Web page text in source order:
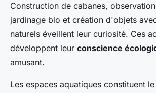
Construction de cabanes,
jardinage bio et création d'objets
naturels éveillent leur curiosité. Ces
développent leur conscience
amusant.
Les espaces aquatiques constituent